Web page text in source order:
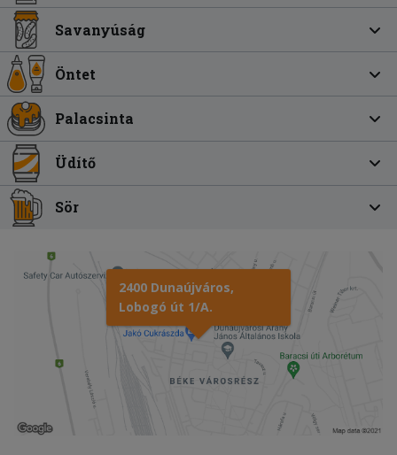
Savanyúság
Öntet
Palacsinta
Üdítő
Sör
2400 Dunaújváros,
Lobogó út 1/A.